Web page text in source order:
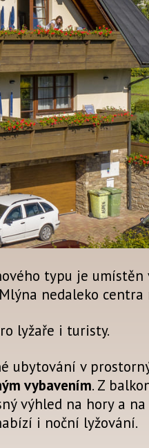
typu je umístěn
nedaleko centra
lyžaře i turisty.
ubytování v
vybavením. Z
výhled na hory a na
i noční lyžování.